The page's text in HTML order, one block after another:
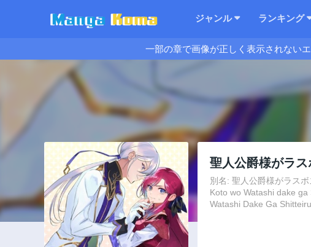
ジャンル ランキング
一部の章で画像が正しく表示されない
聖人公爵様がラ
別名: 聖人公爵様がラス
Koto wo Watashi dake
Watashi Dake Ga Shitteiru